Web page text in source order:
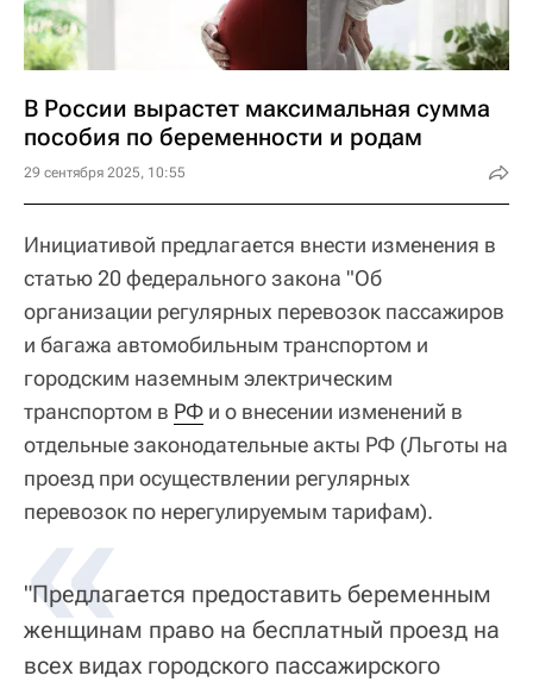
В России вырастет максимальная сумма
пособия по беременности и родам
29 сентября 2025, 10:55
Инициативой предлагается внести изменения в
статью 20 федерального закона "Об
организации регулярных перевозок пассажиров
и багажа автомобильным транспортом и
городским наземным электрическим
транспортом в РФ и о внесении изменений в
отдельные законодательные акты РФ (Льготы на
проезд при осуществлении регулярных
перевозок по нерегулируемым тарифам).
«
"Предлагается предоставить беременным
женщинам право на бесплатный проезд на
всех видах городского пассажирского